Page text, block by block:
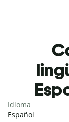
Idioma
Español